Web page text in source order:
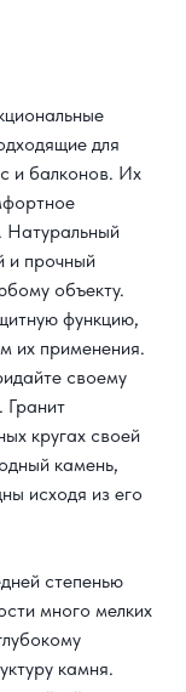
для
и балконов. Их
Натуральный
и прочный
объекту.
функцию,
их применения.
своему
кругах своей
камень,
исходя из его
степенью
много мелких
камня.